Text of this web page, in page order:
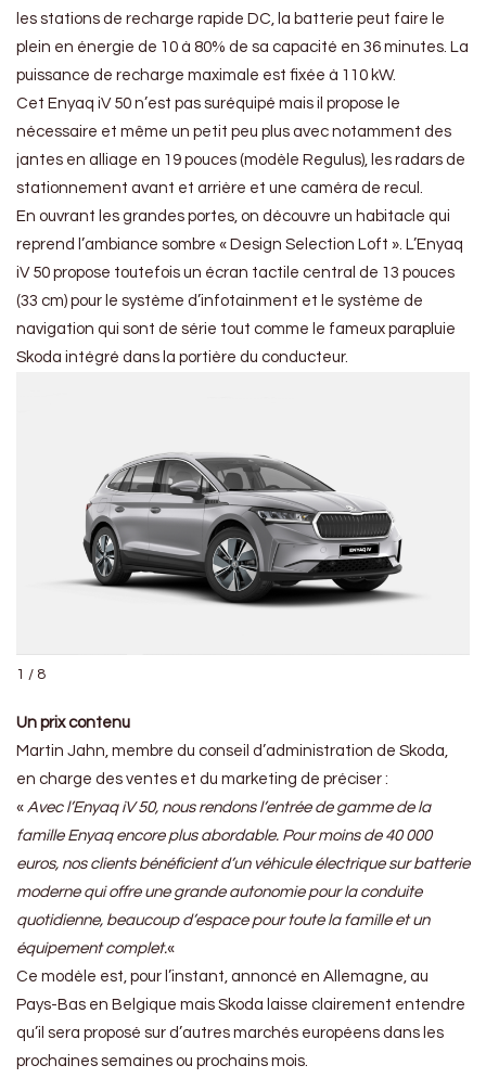
les stations de recharge rapide DC, la batterie peut faire le
plein en énergie de 10 à 80% de sa capacité en 36 minutes. La
puissance de recharge maximale est fixée à 110 kW.
Cet Enyaq iV 50 n’est pas suréquipé mais il propose le
nécessaire et même un petit peu plus avec notamment des
jantes en alliage en 19 pouces (modèle Regulus), les radars de
stationnement avant et arrière et une caméra de recul.
En ouvrant les grandes portes, on découvre un habitacle qui
reprend l’ambiance sombre « Design Selection Loft ». L’Enyaq
iV 50 propose toutefois un écran tactile central de 13 pouces
(33 cm) pour le système d’infotainment et le système de
navigation qui sont de série tout comme le fameux parapluie
Skoda intégré dans la portière du conducteur.
1 / 8
Un prix contenu
Martin Jahn, membre du conseil d’administration de Skoda,
en charge des ventes et du marketing de préciser :
« Avec l’Enyaq iV 50, nous rendons l’entrée de gamme de la
famille Enyaq encore plus abordable. Pour moins de 40 000
euros, nos clients bénéficient d’un véhicule électrique sur batterie
moderne qui offre une grande autonomie pour la conduite
quotidienne, beaucoup d’espace pour toute la famille et un
équipement complet.«
Ce modèle est, pour l’instant, annoncé en Allemagne, au
Pays-Bas en Belgique mais Skoda laisse clairement entendre
qu’il sera proposé sur d’autres marchés européens dans les
prochaines semaines ou prochains mois.